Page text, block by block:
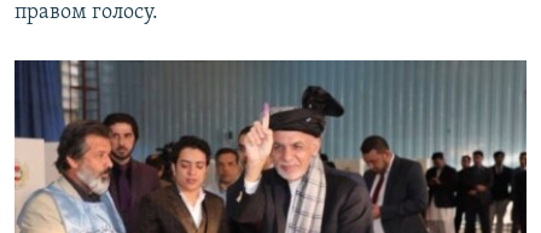
правом голосу.